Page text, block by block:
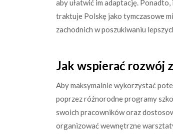
aby ułatwić im adaptację.
traktuje Polskę jako tymczasowe
zachodnich w poszukiwaniu
Jak wspierać rozwój
Aby maksymalnie wykorzystać
poprzez różnorodne programy
swoich pracowników oraz
organizować wewnętrzne